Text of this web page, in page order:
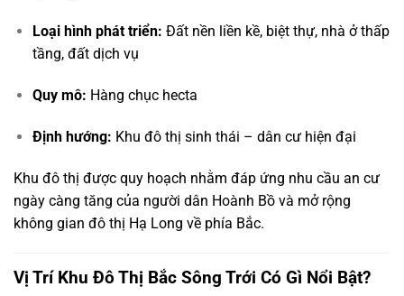
Loại hình phát triển: Đất nền liền kề, biệt thự, nhà ở thấp
tầng, đất dịch vụ
Quy mô: Hàng chục hecta
Định hướng: Khu đô thị sinh thái – dân cư hiện đại
Khu đô thị được quy hoạch nhằm đáp ứng nhu cầu an cư
ngày càng tăng của người dân Hoành Bồ và mở rộng
không gian đô thị Hạ Long về phía Bắc.
Vị Trí Khu Đô Thị Bắc Sông Trới Có Gì Nổi Bật?